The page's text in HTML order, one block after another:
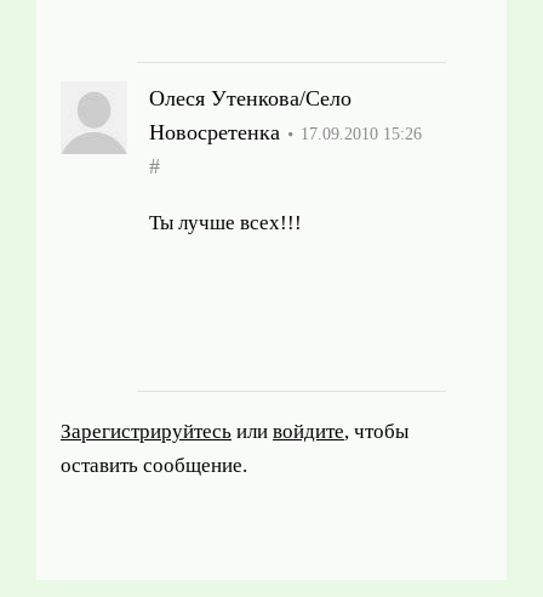
Олеся Утенкова/Село
Новосретенка
17.09.2010 15:26
#
Ты лучше всех!!!
Зарегистрируйтесь или войдите, чтобы
оставить сообщение.